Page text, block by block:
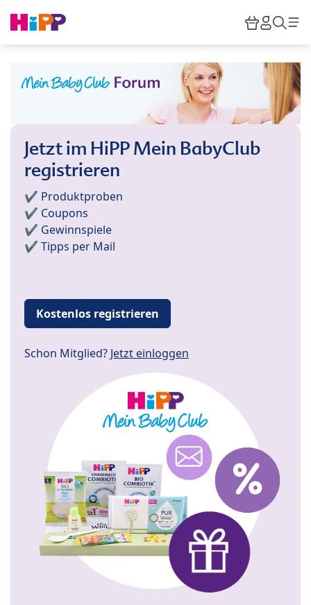
HiPP
Jetzt im HiPP Mein BabyClub
registrieren
✔️ Produktproben
✔️ Coupons
✔️ Gewinnspiele
✔️ Tipps per Mail
Kostenlos registrieren
Schon Mitglied? Jetzt einloggen